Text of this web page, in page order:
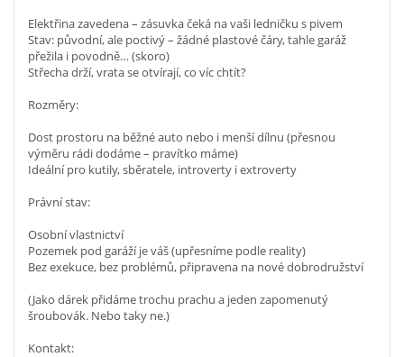
Elektřina zavedena – zásuvka čeká na vaši ledničku s pivem
Stav: původní, ale poctivý – žádné plastové čáry, tahle garáž
přežila i povodně… (skoro)
Střecha drží, vrata se otvírají, co víc chtít?
Rozměry:
Dost prostoru na běžné auto nebo i menší dílnu (přesnou
výměru rádi dodáme – pravítko máme)
Ideální pro kutily, sběratele, introverty i extroverty
Právní stav:
Osobní vlastnictví
Pozemek pod garáží je váš (upřesníme podle reality)
Bez exekuce, bez problémů, připravena na nové dobrodružství
(Jako dárek přidáme trochu prachu a jeden zapomenutý
šroubovák. Nebo taky ne.)
Kontakt: